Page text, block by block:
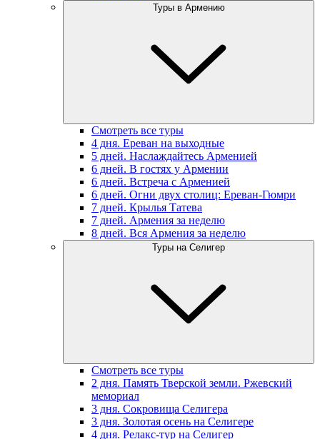
Туры в Армению
Смотреть все туры
4 дня. Ереван на выходные
5 дней. Наслаждайтесь Арменией
6 дней. В гостях у Армении
6 дней. Встреча с Арменией
6 дней. Огни двух столиц: Ереван-Гюмри
7 дней. Крылья Татева
7 дней. Армения за неделю
8 дней. Вся Армения за неделю
Туры на Селигер
Смотреть все туры
2 дня. Память Тверской земли. Ржевский
мемориал
3 дня. Сокровища Селигера
3 дня. Золотая осень на Селигере
4 дня. Релакс-тур на Селигер